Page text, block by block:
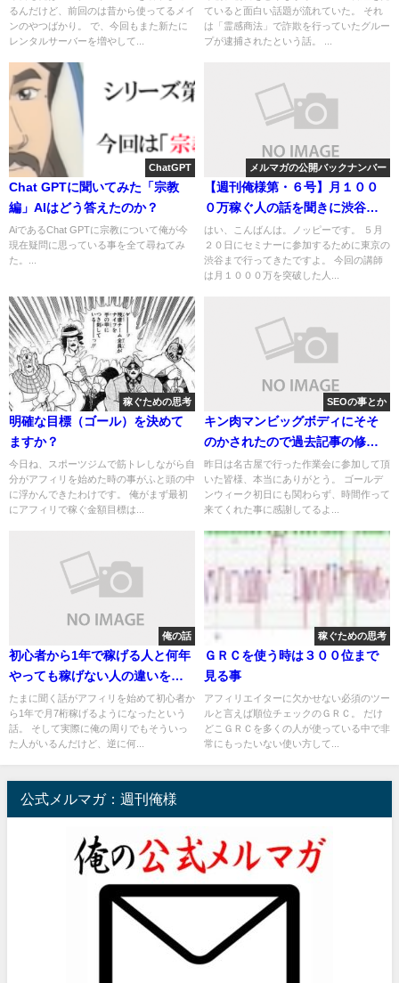
るんだけど、前回のは昔から使ってるメイ
ンのやつばかり。 で、今回もまた新たに
レンタルサーバーを増やして...
ていると面白い話題が流れていた。 それ
は「霊感商法」で詐欺を行っていたグルー
プが逮捕されたという話。 ...
ChatGPT
Chat GPTに聞いてみた「宗教
編」AIはどう答えたのか？
AiであるChat GPTに宗教について俺が今
現在疑問に思っている事を全て尋ねてみ
た。...
メルマガの公開バックナンバー
【週刊俺様第・６号】月１００
０万稼ぐ人の話を聞きに渋谷ま
で行ってきた話
はい、こんばんは。ノッピーです。 ５月
２０日にセミナーに参加するために東京の
渋谷まで行ってきたですよ。 今回の講師
は月１０００万を突破した人...
稼ぐための思考
明確な目標（ゴール）を決めて
ますか？
今日ね、スポーツジムで筋トレしながら自
分がアフィリを始めた時の事がふと頭の中
に浮かんできたわけです。 俺がまず最初
にアフィリで稼ぐ金額目標は...
SEOの事とか
キン肉マンビッグボディにそそ
のかされたので過去記事の修正
で１位を狙ってみる。
昨日は名古屋で行った作業会に参加して頂
いた皆様、本当にありがとう。 ゴールデ
ンウィーク初日にも関わらず、時間作って
来てくれた事に感謝してるよ...
俺の話
初心者から1年で稼げる人と何年
やっても稼げない人の違いを考
えてみた
たまに聞く話がアフィリを始めて初心者か
ら1年で月7桁稼げるようになったという
話。 そして実際に俺の周りでもそういっ
た人がいるんだけど、逆に何...
稼ぐための思考
ＧＲＣを使う時は３００位まで
見る事
アフィリエイターに欠かせない必須のツー
ルと言えば順位チェックのＧＲＣ。 だけ
どこＧＲＣを多くの人が使っている中で非
常にもったいない使い方して...
公式メルマガ：週刊俺様